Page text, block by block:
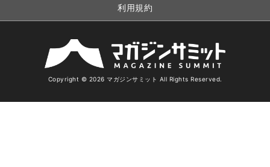
利用規約
Copyright © 2026 マガジンサミット All Rights Reserved.